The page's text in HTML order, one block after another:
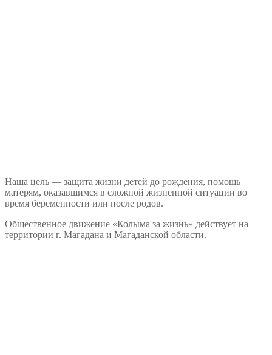
Наша цель — защита жизни детей до рождения, помощь
матерям, оказавшимся в сложной жизненной ситуации во
время беременности или после родов.
Общественное движение «Колыма за жизнь» действует на
территории г. Магадана и Магаданской области.